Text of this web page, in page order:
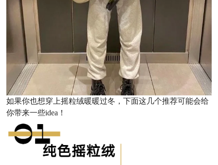
如果你也想穿上摇粒绒暖暖过冬，下面这几个推荐可能会给
你带来一些idea！